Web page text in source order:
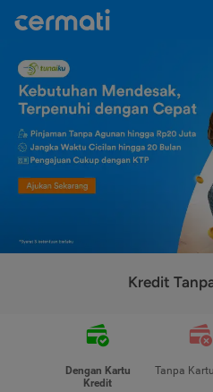
Kredit
Dengan Kartu
Kredit
Tanpa